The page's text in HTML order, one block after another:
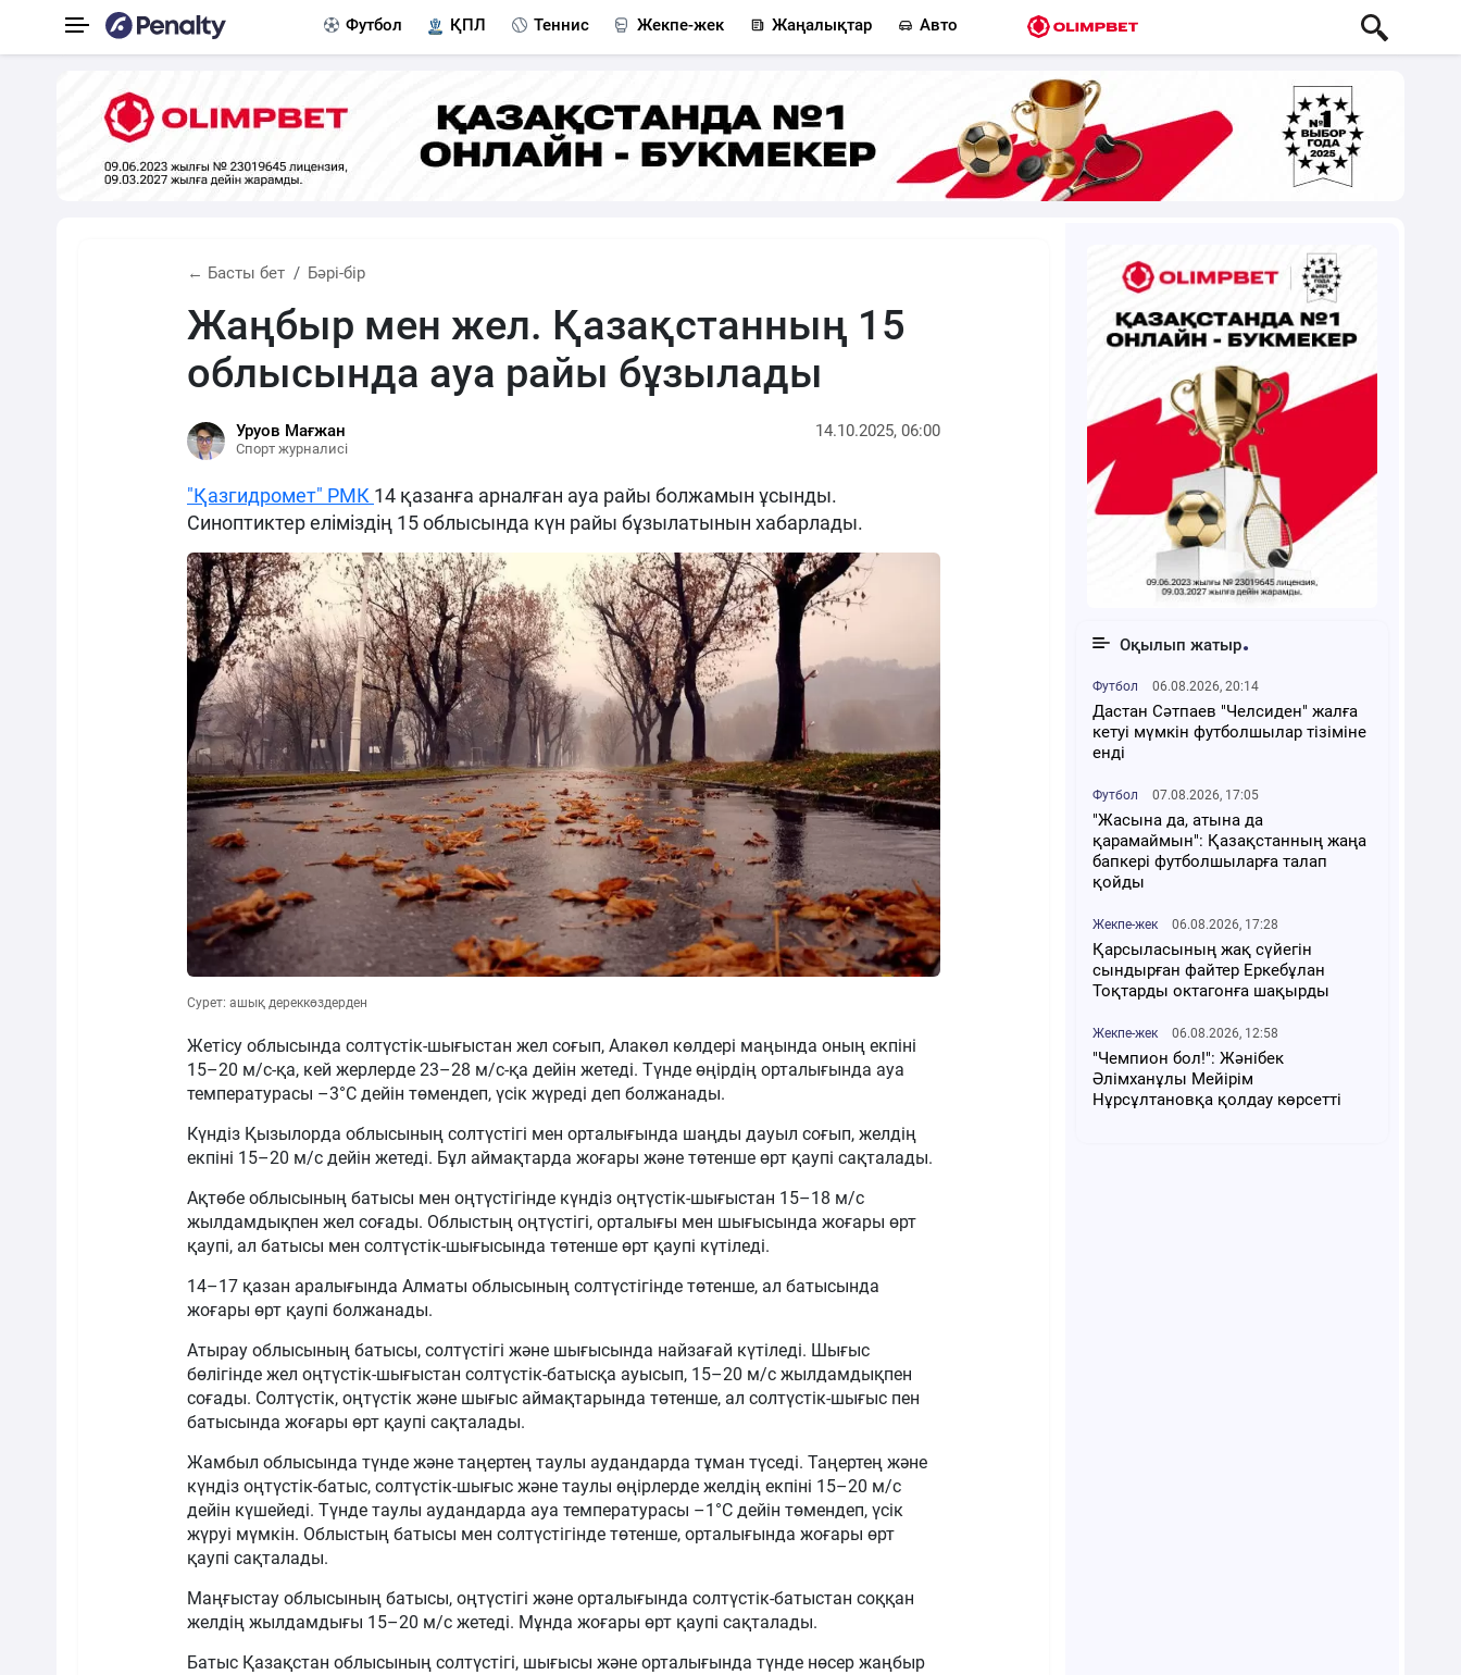
Футбол ҚПЛ Теннис Жекпе-жек Жаңалықтар Авто
← Басты бет Бәрі-бір
Жаңбыр мен жел. Қазақстанның 15
облысында ауа райы бұзылады
Уруов Мағжан
Спорт журналисі
14.10.2025, 06:00
"Қазгидромет" РМК 14 қазанға арналған ауа райы болжамын ұсынды.
Синоптиктер еліміздің 15 облысында күн райы бұзылатынын хабарлады.
Сурет: ашық дереккөздерден
Жетісу облысында солтүстік-шығыстан жел соғып, Алакөл көлдері маңында оның екпіні
15–20 м/с-қа, кей жерлерде 23–28 м/с-қа дейін жетеді. Түнде өңірдің орталығында ауа
температурасы –3°С дейін төмендеп, үсік жүреді деп болжанады.
Күндіз Қызылорда облысының солтүстігі мен орталығында шаңды дауыл соғып, желдің
екпіні 15–20 м/с дейін жетеді. Бұл аймақтарда жоғары және төтенше өрт қаупі сақталады.
Ақтөбе облысының батысы мен оңтүстігінде күндіз оңтүстік-шығыстан 15–18 м/с
жылдамдықпен жел соғады. Облыстың оңтүстігі, орталығы мен шығысында жоғары өрт
қаупі, ал батысы мен солтүстік-шығысында төтенше өрт қаупі күтіледі.
14–17 қазан аралығында Алматы облысының солтүстігінде төтенше, ал батысында
жоғары өрт қаупі болжанады.
Атырау облысының батысы, солтүстігі және шығысында найзағай күтіледі. Шығыс
бөлігінде жел оңтүстік-шығыстан солтүстік-батысқа ауысып, 15–20 м/с жылдамдықпен
соғады. Солтүстік, оңтүстік және шығыс аймақтарында төтенше, ал солтүстік-шығыс пен
батысында жоғары өрт қаупі сақталады.
Жамбыл облысында түнде және таңертең таулы аудандарда тұман түседі. Таңертең және
күндіз оңтүстік-батыс, солтүстік-шығыс және таулы өңірлерде желдің екпіні 15–20 м/с
дейін күшейеді. Түнде таулы аудандарда ауа температурасы –1°С дейін төмендеп, үсік
жүруі мүмкін. Облыстың батысы мен солтүстігінде төтенше, орталығында жоғары өрт
қаупі сақталады.
Маңғыстау облысының батысы, оңтүстігі және орталығында солтүстік-батыстан соққан
желдің жылдамдығы 15–20 м/с жетеді. Мұнда жоғары өрт қаупі сақталады.
Батыс Қазақстан облысының солтүстігі, шығысы және орталығында түнде нөсер жаңбыр
Оқылып жатыр
Футбол 06.08.2026, 20:14
Дастан Сәтпаев "Челсиден" жалға
кетуі мүмкін футболшылар тізіміне
енді
Футбол 07.08.2026, 17:05
"Жасына да, атына да
қарамаймын": Қазақстанның жаңа
бапкері футболшыларға талап
қойды
Жекпе-жек 06.08.2026, 17:28
Қарсыласының жақ сүйегін
сындырған файтер Еркебұлан
Тоқтарды октагонға шақырды
Жекпе-жек 06.08.2026, 12:58
"Чемпион бол!": Жәнібек
Әлімханұлы Мейірім
Нұрсұлтановқа қолдау көрсетті